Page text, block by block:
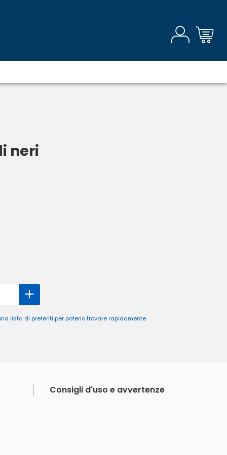
neri
lista di preferiti per poterlo trovare rapidamente
Consigli d'uso e avvertenze